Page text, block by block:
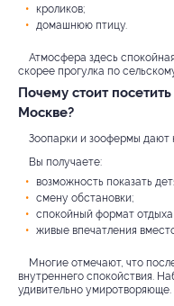
кроликов;
домашнюю птицу.
Атмосфера здесь
скорее прогулка по
Почему стоит
Москве?
Зоопарки и зоофермы дают
Вы получаете:
возможность показать
смену обстановки;
спокойный формат
живые впечатления
Многие отмечают, что
внутреннего спокойствия.
удивительно умиротворяюще.